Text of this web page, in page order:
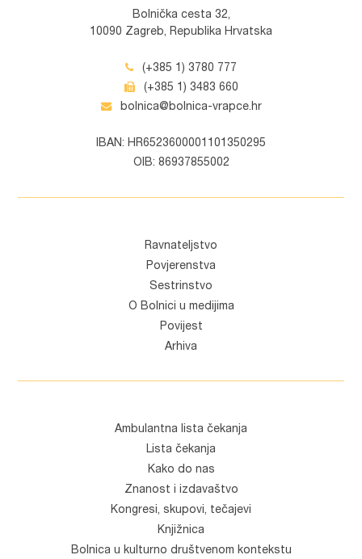
Bolnička cesta 32,
10090 Zagreb, Republika Hrvatska
(+385 1) 3780 777
(+385 1) 3483 660
bolnica@bolnica-vrapce.hr
IBAN: HR6523600001101350295
OIB: 86937855002
Ravnateljstvo
Povjerenstva
Sestrinstvo
O Bolnici u medijima
Povijest
Arhiva
Ambulantna lista čekanja
Lista čekanja
Kako do nas
Znanost i izdavaštvo
Kongresi, skupovi, tečajevi
Knjižnica
Bolnica u kulturno društvenom kontekstu